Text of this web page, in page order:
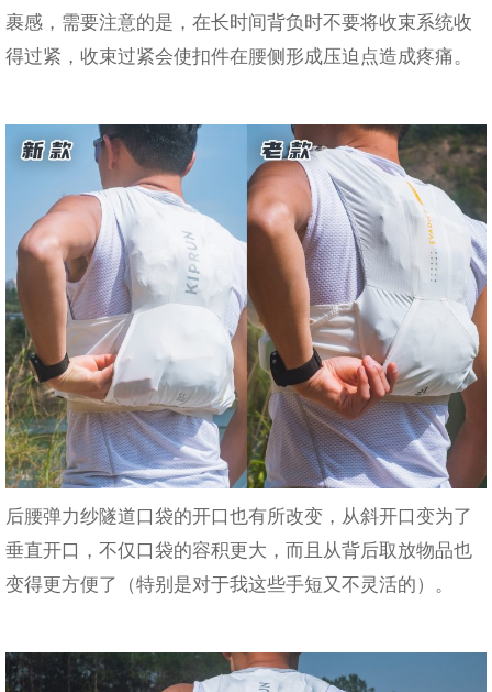
裹感，需要注意的是，在长时间背负时不要将收束系统收
得过紧，收束过紧会使扣件在腰侧形成压迫点造成疼痛。
后腰弹力纱隧道口袋的开口也有所改变，从斜开口变为了
垂直开口，不仅口袋的容积更大，而且从背后取放物品也
变得更方便了（特别是对于我这些手短又不灵活的）。